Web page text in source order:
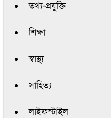
তথ্য-প্রযুক্তি
শিক্ষা
স্বাস্থ্য
সাহিত্য
লাইফস্টাইল